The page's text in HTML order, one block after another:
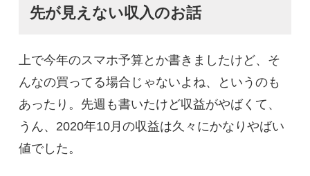
先が見えない収入のお話
上で今年のスマホ予算とか書きましたけど、そ
んなの買ってる場合じゃないよね、というのも
あったり。先週も書いたけど収益がやばくて、
うん、2020年10月の収益は久々にかなりやばい
値でした。